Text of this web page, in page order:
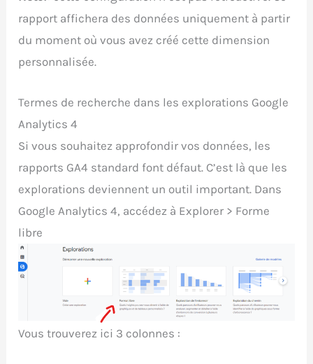
rapport affichera des données uniquement à partir
du moment où vous avez créé cette dimension
personnalisée.
Termes de recherche dans les explorations Google
Analytics 4
Si vous souhaitez approfondir vos données, les
rapports GA4 standard font défaut. C’est là que les
explorations deviennent un outil important. Dans
Google Analytics 4, accédez à Explorer > Forme
libre
Vous trouverez ici 3 colonnes :